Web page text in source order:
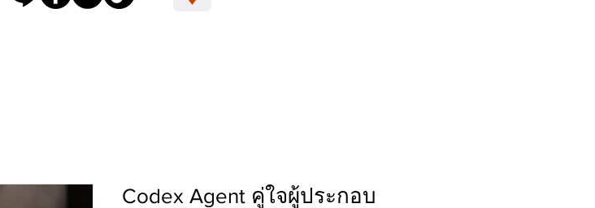
Codex Agent คู่ใจผู้ประกอบ